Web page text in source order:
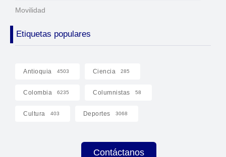
Movilidad
Etiquetas populares
Antioquia 4503 Ciencia 285
Colombia 6235 Columnistas 58
Cultura 403 Deportes 3068
Contáctanos